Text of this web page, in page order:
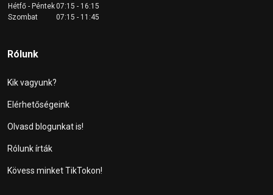
Hétfő - Péntek07:15 - 16:15
Szombat
07:15 - 11:45
Rólunk
Kik vagyunk?
Elérhetőségeink
Olvasd blogunkat is!
Rólunk írták
Kövess minket TikTokon!